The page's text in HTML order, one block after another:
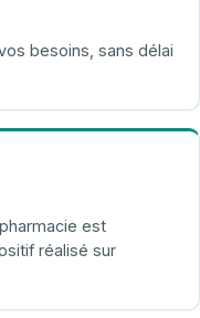
besoins, sans délai
est
réalisé sur